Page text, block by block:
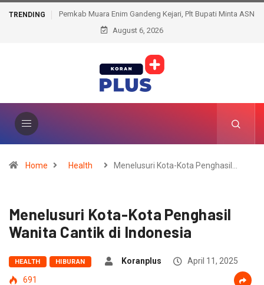
TRENDING
Pemkab Muara Enim Gandeng Kejari, Plt Bupati Minta ASN
Jangan Takut Konsultasi Hukum
August 6, 2026
Home Health Menelusuri Kota-Kota Penghasil…
Menelusuri Kota-Kota Penghasil
Wanita Cantik di Indonesia
HEALTH HIBURAN Koranplus
April 11, 2025
691